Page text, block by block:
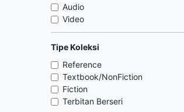
Audio
Video
Tipe Koleksi
Reference
Textbook/NonFiction
Fiction
Terbitan Berseri